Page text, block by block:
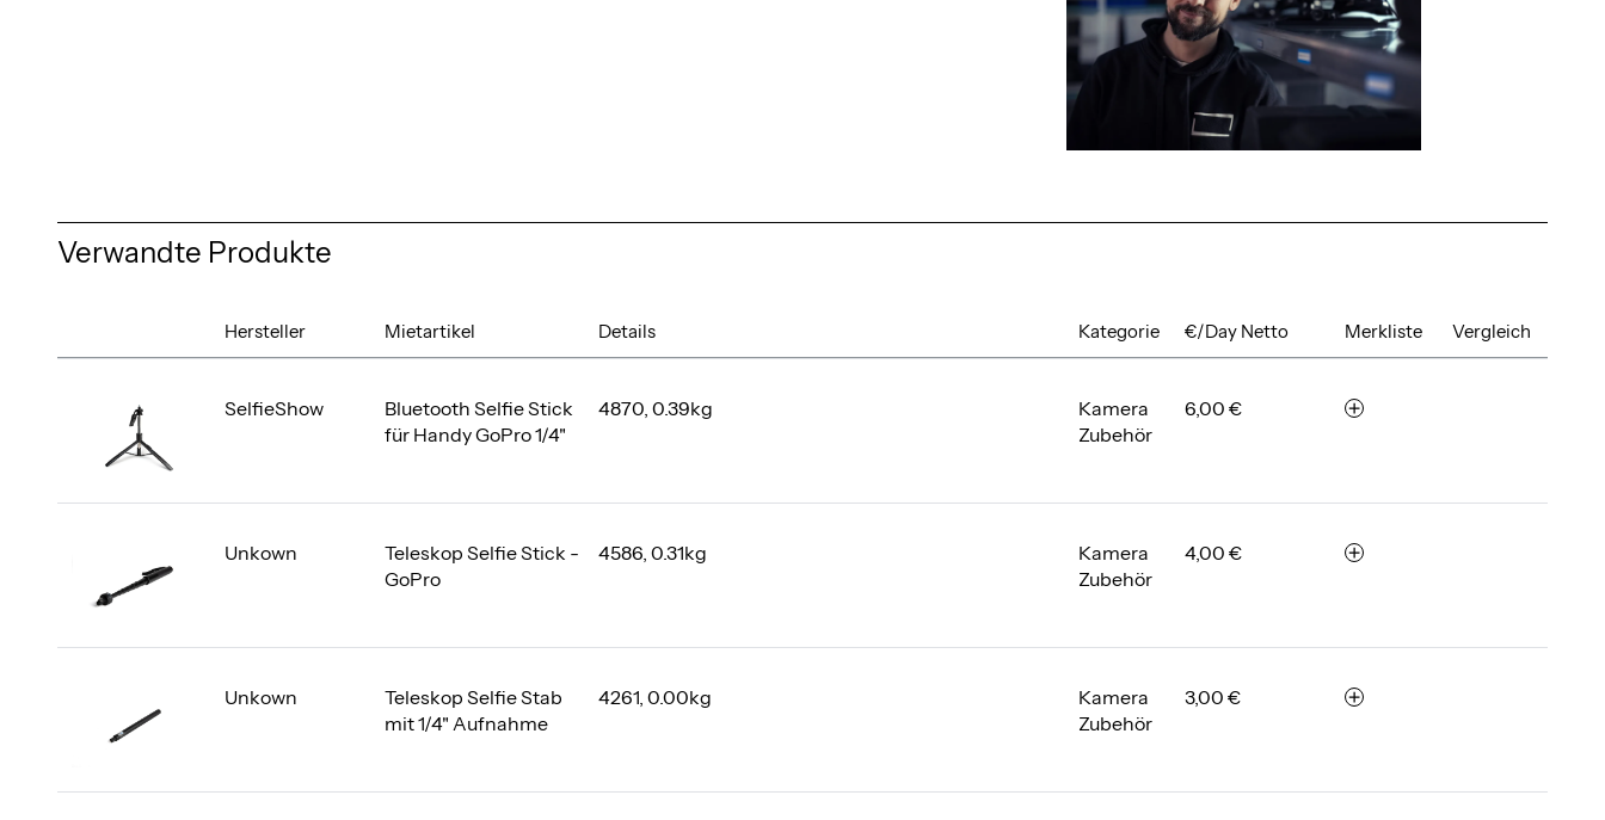
Verwandte Produkte
Hersteller Mietartikel Kategorie €/Day Netto
Details Merkliste Vergleich
Bluetooth Selfie Stick
für Handy GoPro 1/4"
4870, 0.39kg
SelfieShow
Kamera
Zubehör
6,00 €
m
k
n
Teleskop Selfie Stick -
GoPro
4586, 0.31kg
Unkown
Kamera
Zubehör
4,00 €
m
k
n
Teleskop Selfie Stab
mit 1/4" Aufnahme
4261, 0.00kg
Unkown
Kamera
Zubehör
3,00 €
m
k